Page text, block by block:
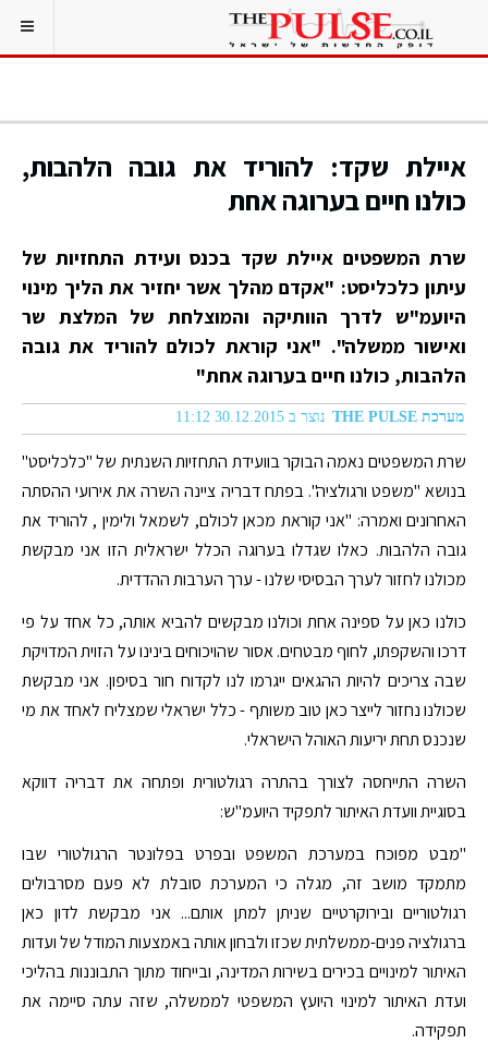
איילת שקד: להוריד את גובה הלהבות,
כולנו חיים בערוגה אחת
שרת המשפטים איילת שקד בכנס ועידת התחזיות של
עיתון כלכליסט: "אקדם מהלך אשר יחזיר את הליך מינוי
היועמ"ש לדרך הוותיקה והמוצלחת של המלצת שר
ואישור ממשלה". "אני קוראת לכולם להוריד את גובה
הלהבות, כולנו חיים בערוגה אחת"
מערכת THE PULSE נוצר ב 30.12.2015 11:12
שרת המשפטים נאמה הבוקר בוועידת התחזיות השנתית של "כלכליסט"
בנושא "משפט ורגולציה". בפתח דבריה ציינה השרה את אירועי ההסתה
האחרונים ואמרה: "אני קוראת מכאן לכולם, לשמאל ולימין , להוריד את
גובה הלהבות. כאלו שגדלו בערוגה הכלל ישראלית הזו אני מבקשת
מכולנו לחזור לערך הבסיסי שלנו - ערך הערבות ההדדית.
כולנו כאן על ספינה אחת וכולנו מבקשים להביא אותה, כל אחד על פי
דרכו והשקפתו, לחוף מבטחים. אסור שהויכוחים בינינו על הזוית המדויקת
שבה צריכים להיות ההגאים ייגרמו לנו לקדוח חור בסיפון. אני מבקשת
שכולנו נחזור לייצר כאן טוב משותף - כלל ישראלי שמצליח לאחד את מי
שנכנס תחת יריעות האוהל הישראלי.
השרה התייחסה לצורך בהתרה רגולטורית ופתחה את דבריה דווקא
בסוגיית וועדת האיתור לתפקיד היועמ"ש:
"מבט מפוכח במערכת המשפט ובפרט בפלונטר הרגולטורי שבו
מתמקד מושב זה, מגלה כי המערכת סובלת לא פעם מסרבולים
רגולטוריים ובירוקרטיים שניתן למתן אותם... אני מבקשת לדון כאן
ברגולציה פנים-ממשלתית שכזו ולבחון אותה באמצעות המודל של ועדות
האיתור למינויים בכירים בשירות המדינה, ובייחוד מתוך התבוננות בהליכי
ועדת האיתור למינוי היועץ המשפטי לממשלה, שזה עתה סיימה את
תפקידה.